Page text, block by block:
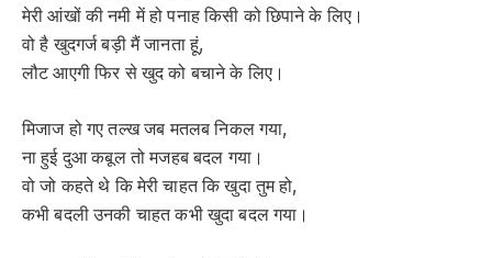
मेरी आंखों की नमी में हो पनाह किसी को छिपाने के लिए।
वो है खुदगर्ज बड़ी मैं जानता हूं,
लौट आएगी फिर से खुद को बचाने के लिए।
मिजाज हो गए तल्ख जब मतलब निकल गया,
ना हुई दुआ कबूल तो मजहब बदल गया।
वो जो कहते थे कि मेरी चाहत कि खुदा तुम हो,
कभी बदली उनकी चाहत कभी खुदा बदल गया।